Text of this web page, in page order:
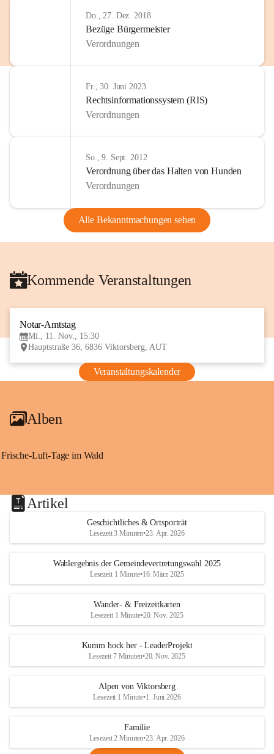
Do., 27. Dez. 2018
Bezüge Bürgermeister
Verordnungen
Fr., 30. Juni 2023
Rechtsinformationssystem (RIS)
Verordnungen
So., 9. Sept. 2012
Verordnung über das Halten von Hunden
Verordnungen
Alle Bekanntmachungen sehen
Kommende Veranstaltungen
Notar-Amtstag
Mi., 11. Nov., 15:30
Hauptstraße 36, 6836 Viktorsberg, AUT
Veranstaltungskalender
Alben
Frische-Luft-Tage im Wald
Artikel
Geschichtliches & Ortsporträt
Lesezeit 3 Minuten•23. Apr. 2026
Wahlergebnis der Gemeindevertretungswahl 2025
Lesezeit 1 Minute•16. März 2025
Wander- & Freizeitkarten
Lesezeit 1 Minute•20. Nov. 2025
Kumm hock her - LeaderProjekt
Lesezeit 7 Minuten•20. Nov. 2025
Alpen von Viktorsberg
Lesezeit 1 Minute•1. Juni 2026
Familie
Lesezeit 2 Minuten•23. Apr. 2026